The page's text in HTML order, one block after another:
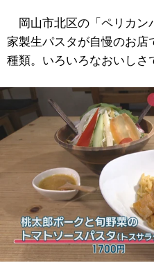
岡山市北区の「ペリカン
家製生パスタが自慢のお店
種類。いろいろなおいしさ